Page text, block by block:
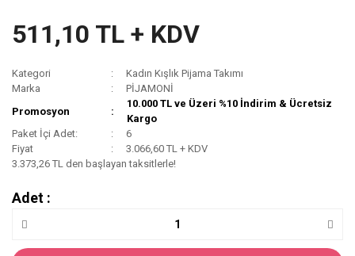
511,10 TL + KDV
Kategori
Kadın Kışlık Pijama Takımı
Marka
PİJAMONİ
Promosyon
10.000 TL ve Üzeri %10 İndirim & Ücretsiz
Kargo
Paket İçi Adet:
6
Fiyat
3.066,60 TL + KDV
3.373,26 TL den başlayan taksitlerle!
Adet :